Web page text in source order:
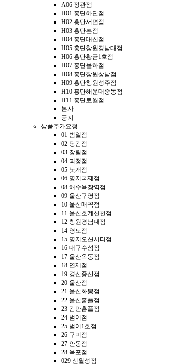
A06 정관점
H01 홍단하단점
H02 홍단서면점
H03 홍단본점
H04 홍단대신점
H05 홍단창원경남대점
H06 홍단황금1호점
H07 홍단율하점
H08 홍단창원상남점
H09 홍단창원성주점
H10 홍단해운대중동점
H11 홍단토월점
본사
공지
상품추가요청
01 범일점
02 당감점
03 장림점
04 괴정점
05 낫개점
06 명지국제점
08 해수욕장역점
09 울산구영점
10 울산매곡점
11 울산호계신천점
12 창원경남대점
14 영도점
15 명지오션시티점
16 대구수성점
17 울산옥동점
18 연제점
19 경산중산점
20 울산점
21 울산화봉점
22 울산홈플점
23 감만홈플점
24 범어점
25 범어1호점
26 구미점
27 안동점
28 옥포점
029 신월성점